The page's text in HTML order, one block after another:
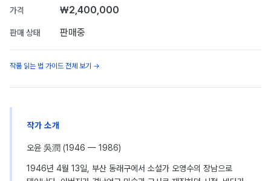
가격 ₩2,400,000
판매 상태 판매중
작품 읽는 법 가이드 전체 보기 →
작가 소개
오윤 吳潤 (1946 — 1986)
1946년 4월 13일, 부산 동래구에서 소설가 오영수의 장남으로